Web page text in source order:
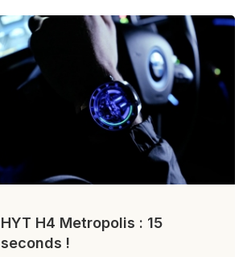
HYT H4 Metropolis : 15
seconds !